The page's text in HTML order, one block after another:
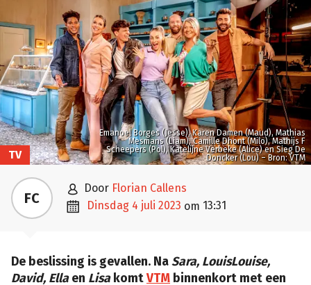
Emanoel Borges (Jesse), Karen Damen (Maud), Mathias
Mesmans (Liam), Camille Dhont (Milo), Mathijs F
Scheepers (Pol), Katelijne Verbeke (Alice) en Sieg De
Doncker (Lou) – Bron: VTM
TV
FC  door Florian Callens
 dinsdag 4 juli 2023 om 13:31
De beslissing is gevallen. NaSara, LouisLouise,
David, Ellaen LisakomtVTM binnenkort met een